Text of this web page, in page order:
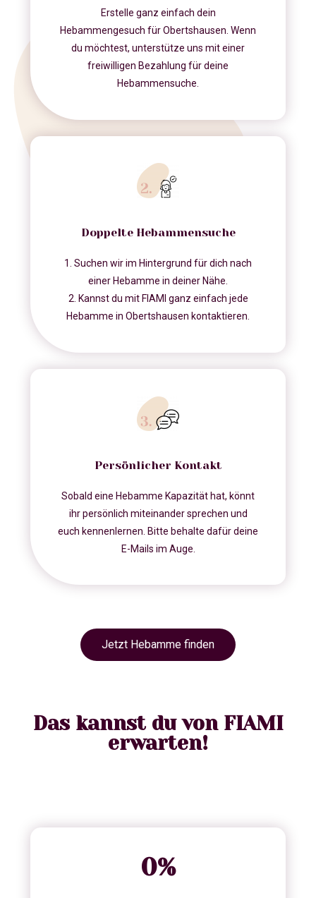
Erstelle ganz einfach dein
Hebammengesuch für Obertshausen. Wenn
du möchtest, unterstütze uns mit einer
freiwilligen Bezahlung für deine
Hebammensuche.
Doppelte Hebammensuche
1. Suchen wir im Hintergrund für dich nach
einer Hebamme in deiner Nähe.
2. Kannst du mit FIAMI ganz einfach jede
Hebamme in Obertshausen kontaktieren.
Persönlicher Kontakt
Sobald eine Hebamme Kapazität hat, könnt
ihr persönlich miteinander sprechen und
euch kennenlernen. Bitte behalte dafür deine
E-Mails im Auge.
Jetzt Hebamme finden
Das kannst du von FIAMI
erwarten!
0%